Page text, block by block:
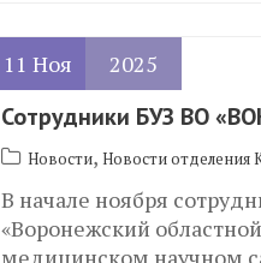
11 Ноя 2025
Сотрудники БУЗ ВО
Новости, Новости отделения
В начале ноября
«Воронежский
медицинском научном